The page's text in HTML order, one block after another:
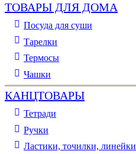
ТОВАРЫ ДЛЯ ДОМА
Посуда для суши
Тарелки
Термосы
Чашки
КАНЦТОВАРЫ
Тетради
Ручки
Ластики, точилки, линейки